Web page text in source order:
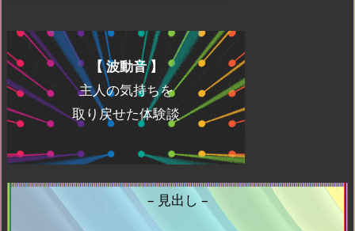
【 波動音 】
主人の気持ちを
取り戻せた体験談
– 見出し –